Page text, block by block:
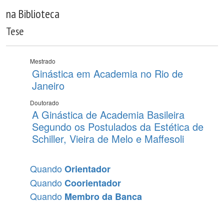
na Biblioteca
Tese
Mestrado
Ginástica em Academia no Rio de
Janeiro
Doutorado
A Ginástica de Academia Basileira
Segundo os Postulados da Estética de
Schiller, Vieira de Melo e Maffesoli
Quando Orientador
Quando Coorientador
Quando Membro da Banca